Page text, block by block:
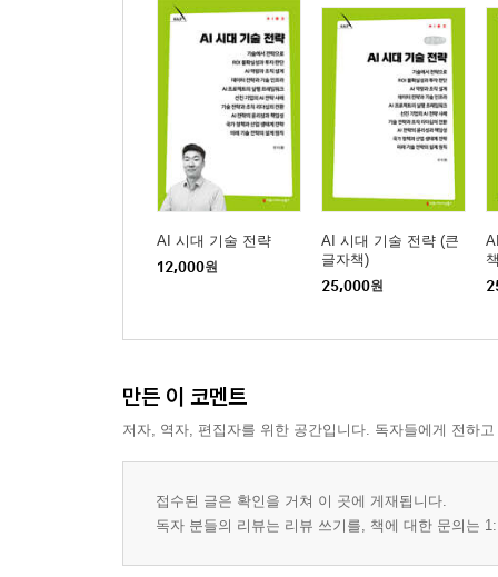
AI 시대 기술 전략
12,000원
AI 시대 기술 전략 (큰
글자책)
25,000원
만든 이 코멘트
저자, 역자, 편집자를 위한 공간입니다. 독자들에게 전하
접수된 글은 확인을 거쳐 이 곳에 게재됩니다.
독자 분들의 리뷰는 리뷰 쓰기를, 책에 대한 문의는